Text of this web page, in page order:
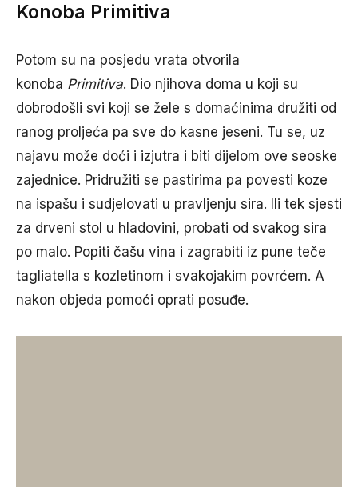
Konoba Primitiva
Potom su na posjedu vrata otvorila
konoba Primitiva. Dio njihova doma u koji su
dobrodošli svi koji se žele s domaćinima družiti od
ranog proljeća pa sve do kasne jeseni. Tu se, uz
najavu može doći i izjutra i biti dijelom ove seoske
zajednice. Pridružiti se pastirima pa povesti koze
na ispašu i sudjelovati u pravljenju sira. Ili tek sjesti
za drveni stol u hladovini, probati od svakog sira
po malo. Popiti čašu vina i zagrabiti iz pune teče
tagliatella s kozletinom i svakojakim povrćem. A
nakon objeda pomoći oprati posuđe.